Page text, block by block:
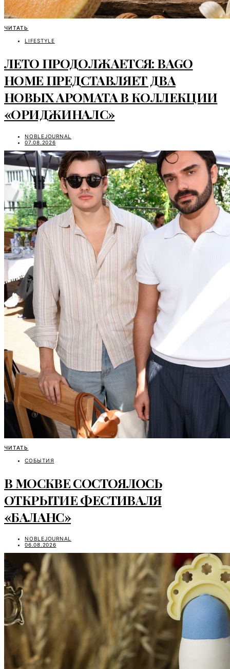
ЧИТАТЬ
LIFESTYLE
ЛЕТО ПРОДОЛЖАЕТСЯ: BAGO
HOME ПРЕДСТАВЛЯЕТ ДВА
НОВЫХ АРОМАТА В КОЛЛЕКЦИИ
«ОРИДЖИНАЛС»
NOBLEJOURNAL
07.08.2026
ЧИТАТЬ
СОБЫТИЯ
В МОСКВЕ СОСТОЯЛОСЬ
ОТКРЫТИЕ ФЕСТИВАЛЯ
«БАЛАНС»
NOBLEJOURNAL
06.08.2026